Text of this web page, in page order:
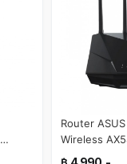
Router
Wireless
Gigabit Wi-